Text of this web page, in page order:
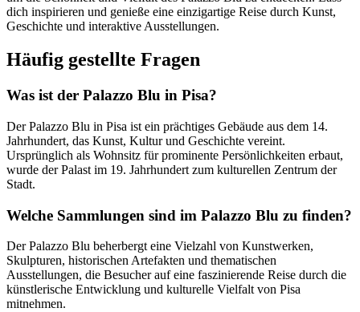
dich inspirieren und genieße eine einzigartige Reise durch Kunst,
Geschichte und interaktive Ausstellungen.
Häufig gestellte Fragen
Was ist der Palazzo Blu in Pisa?
Der Palazzo Blu in Pisa ist ein prächtiges Gebäude aus dem 14.
Jahrhundert, das Kunst, Kultur und Geschichte vereint.
Ursprünglich als Wohnsitz für prominente Persönlichkeiten erbaut,
wurde der Palast im 19. Jahrhundert zum kulturellen Zentrum der
Stadt.
Welche Sammlungen sind im Palazzo Blu zu finden?
Der Palazzo Blu beherbergt eine Vielzahl von Kunstwerken,
Skulpturen, historischen Artefakten und thematischen
Ausstellungen, die Besucher auf eine faszinierende Reise durch die
künstlerische Entwicklung und kulturelle Vielfalt von Pisa
mitnehmen.